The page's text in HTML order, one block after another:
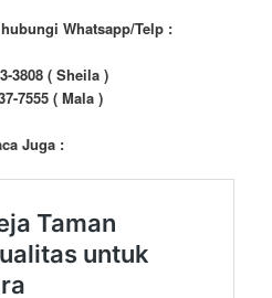
Whatsapp/Telp :
3808 ( Sheila )
7555 ( Mala )
Juga :